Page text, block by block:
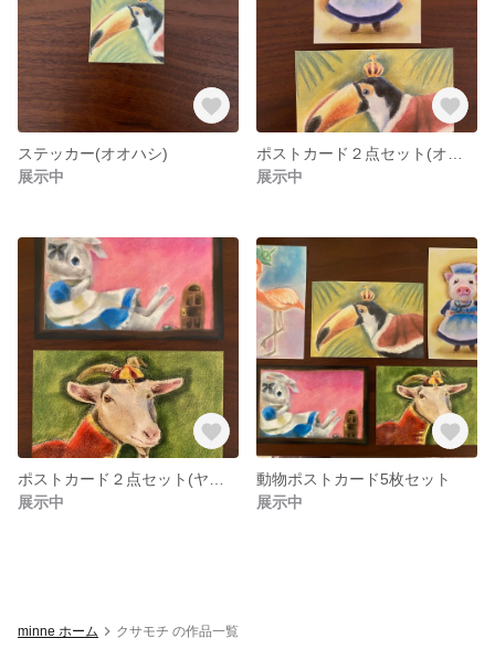
ステッカー(オオハシ)
展示中
展示中
展示中
動物ポストカード5枚セット
展示中
minne ホーム クサモチ の作品一覧